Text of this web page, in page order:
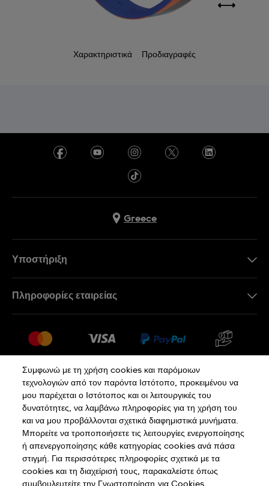
Χαρακτηριστικά Προδιαγραφές
Greece
Υποστήριξη
Επιστροφές
Όροι Πώλησης
Κάνε κλικ εδώ για υπαναχώρηση
Πληροφορίες εταιρείας
Θέσεις Εργασίας
Πολιτική Απορρήτου Πολιτική Cookies
Όροι Χρήσης
Συμφωνώ με τη χρήση cookies και παρόμοιων
τεχνολογιών από τον παρόντα Ιστότοπο, προκειμένου να
μου παρέχεται ο Ιστότοπος και οι λειτουργικές του
δυνατότητες, να λαμβάνω πληροφορίες για τη χρήση του
και να μου προβάλλονται σχετικά διαφημιστικά μυνήματα.
Μπορείτε να τροποποιήσετε τις λειτουργίες ενεργοποίησης
ή απενεργοποίησης κάθε κατηγορίας cookies ανά πάσα
στιγμή. Για περισσότερες πληροφορίες σχετικά με τα
cookies και τη διαχείρισή τους, παρακαλείστε όπως
συμβουλευτείτε την Γνωστοποίηση για Cookies.